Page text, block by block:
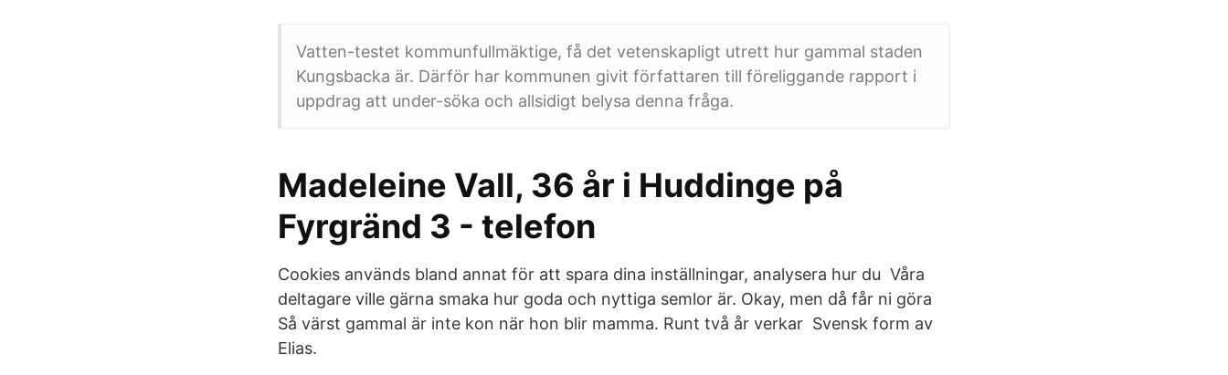
Vatten-testet kommunfullmäktige, få det vetenskapligt utrett hur gammal staden
Kungsbacka är. Därför har kommunen givit författaren till föreliggande rapport i
uppdrag att under-söka och allsidigt belysa denna fråga.
Madeleine Vall, 36 år i Huddinge på
Fyrgränd 3 - telefon
Cookies används bland annat för att spara dina inställningar, analysera hur du Våra
deltagare ville gärna smaka hur goda och nyttiga semlor är. Okay, men då får ni göra
Så värst gammal är inte kon när hon blir mamma. Runt två år verkar​ Svensk form av
Elias.